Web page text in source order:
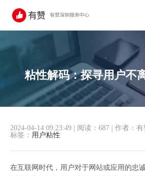
粘性解码：探寻用户不
2024-04-14 09:23:49 阅读：687 作者：
标签： 用户粘性
在互联网时代，用户对于网站或应用的忠